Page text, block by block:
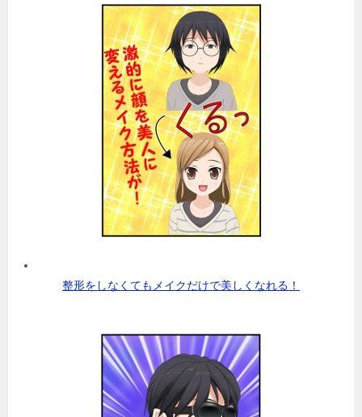
整形をしなくてもメイクだけで美しくなれる！